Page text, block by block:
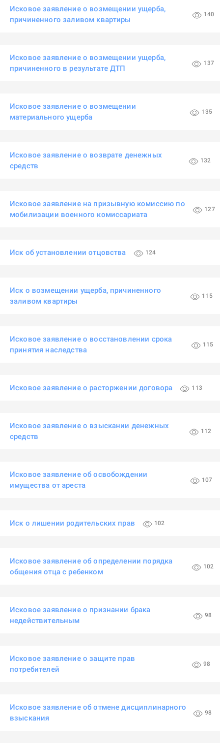
Исковое заявление о возмещении ущерба,
причиненного заливом квартиры
140
Исковое заявление о возмещении ущерба,
причиненного в результате ДТП
137
Исковое заявление о возмещении
материального ущерба
135
Исковое заявление о возврате денежных
средств
132
Исковое заявление на призывную комиссию по
мобилизации военного комиссариата
127
Иск об установлении отцовства 124
Иск о возмещении ущерба, причиненного
заливом квартиры
115
Исковое заявление о восстановлении срока
принятия наследства
115
Исковое заявление о расторжении договора 113
Исковое заявление о взыскании денежных
средств
112
Исковое заявление об освобождении
имущества от ареста
107
Иск о лишении родительских прав 102
Исковое заявление об определении порядка
общения отца с ребенком
102
Исковое заявление о признании брака
недействительным
98
Исковое заявление о защите прав
потребителей
98
Исковое заявление об отмене дисциплинарного
взыскания
98